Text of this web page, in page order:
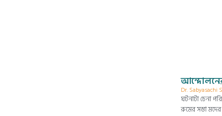
Dr. Sabyasachi
ঘটনাটা চেনা
রুমের সস্তা